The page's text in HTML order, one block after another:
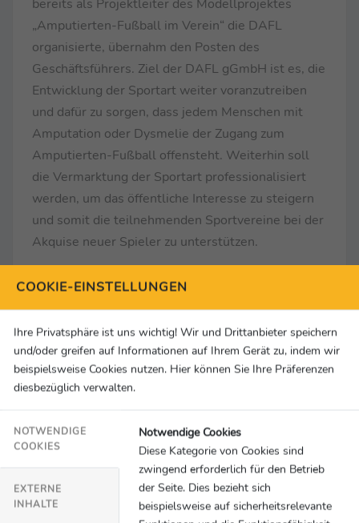
bereits als Projektleiter des Modellprojektes
„Amputierten-Fußball im Verein“ die DAFL
organisierte, übernahm den Posten des
Geschäftsführers. Ziel der DAFL gGmbH ist es, die
Entwicklung der Sportart weiter voranzutreiben
und dafür zu sorgen, dass jedem Menschen mit
Amputation oder Dysmelie der Zugang zum
Amputierten-Fußball offensteht. Weiterhin soll
die Vermarktung der Sportart professionalisiert
werden, um das öffentliche Interesse zu steigern
und somit die teilnehmenden Sportvereine bei der
Akquise neuer Spieler zu unterstützen.
COOKIE-EINSTELLUNGEN
Ihre Privatsphäre ist uns wichtig! Wir und Drittanbieter speichern
und/oder greifen auf Informationen auf Ihrem Gerät zu, indem wir
beispielsweise Cookies nutzen. Hier können Sie Ihre Präferenzen
diesbezüglich verwalten.
NOTWENDIGE
COOKIES
EXTERNE
INHALTE
Notwendige Cookies
Diese Kategorie von Cookies sind
zwingend erforderlich für den Betrieb
der Seite. Dies bezieht sich
beispielsweise auf sicherheitsrelevante